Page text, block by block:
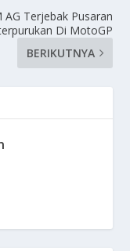
AG Terjebak Pusaran
Di MotoGP
BERIKUTNYA